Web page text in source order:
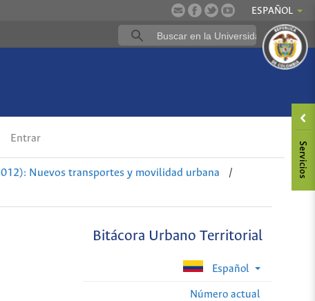
ESPAÑOL
Entrar
Nuevos transportes y movilidad urbana
/
Bitácora Urbano Territorial
Español
Número actual